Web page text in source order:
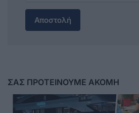
Αποστολή
ΣΑΣ ΠΡΟΤΕΙΝΟΥΜΕ ΑΚΟΜΗ